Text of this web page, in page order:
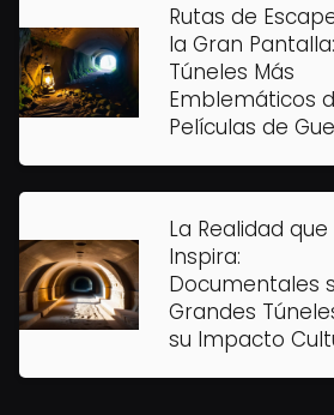
Rutas de
la Gran
Túneles Más
Emblemáticos
Películas de
La Realidad que
Inspira:
Documentales
Grandes
su Impacto